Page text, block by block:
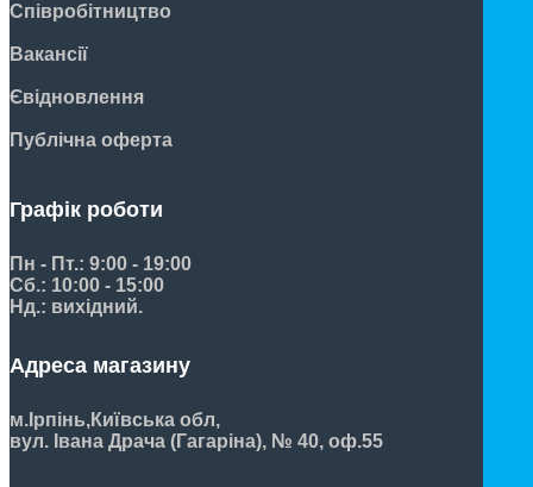
Співробітництво
Вакансії
Євідновлення
Публічна оферта
Графік роботи
Пн - Пт.: 9:00 - 19:00
Сб.: 10:00 - 15:00
Нд.: вихідний.
Адреса магазину
м.Ірпінь,Київська обл,
вул. Івана Драча (Гагаріна), № 40, оф.55